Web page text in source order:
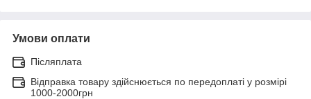
Умови оплати
Післяплата
Відправка товару здійснюється по передоплаті у розмірі
1000-2000грн